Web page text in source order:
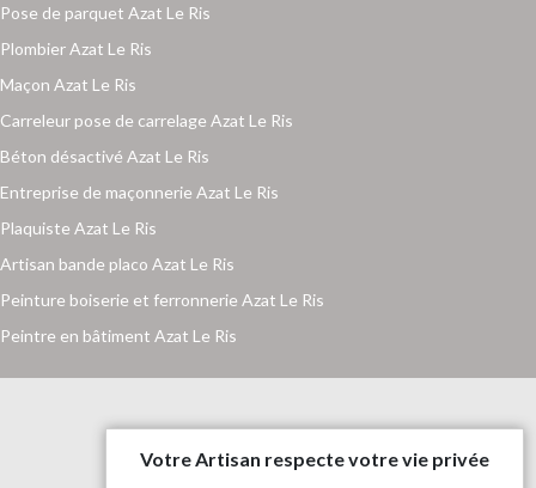
Pose de parquet Azat Le Ris
Plombier Azat Le Ris
Maçon Azat Le Ris
Carreleur pose de carrelage Azat Le Ris
Béton désactivé Azat Le Ris
Entreprise de maçonnerie Azat Le Ris
Plaquiste Azat Le Ris
Artisan bande placo Azat Le Ris
Peinture boiserie et ferronnerie Azat Le Ris
Peintre en bâtiment Azat Le Ris
Votre Artisan respecte votre vie privée